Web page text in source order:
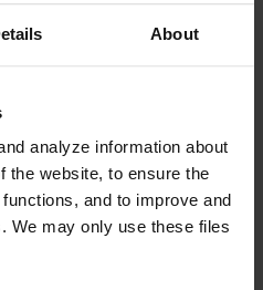
About
analyze information about
the website, to ensure the
and to improve and
We may only use these files
65 000 Kč + vysoké
50 - 65 000 Kč/měs